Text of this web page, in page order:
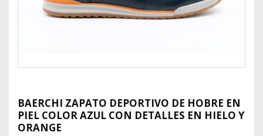
BAERCHI ZAPATO DEPORTIVO DE HOBRE EN
PIEL COLOR AZUL CON DETALLES EN HIELO Y
ORANGE